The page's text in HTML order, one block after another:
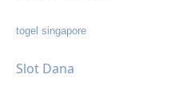
togel singapore
Slot Dana